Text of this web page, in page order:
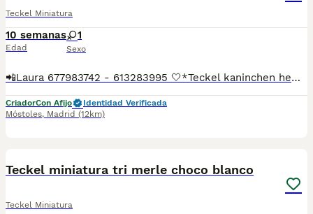
Teckel Miniatura
10 semanas
Edad
1
Sexo
📲Laura 677983742 - 613283995 🤍*Teckel kaninchen hembra negro fuego *🤍 ¿Buscas un nuevo compañero para tu hogar? ❤️ Tenemos preciosos cachorros listos para encontrar una familia responsable. ✅ Vacunados ✅ Desparasitados ✅ Cartilla sanitaria ✅ Garantías incluidas ✅ Máxima atención y cuidado Se hacen envíos a toda España: Andalucía: Almería, Cádiz, Córdoba, Granada, Huelva, Jaén, Málaga, Sevilla.Aragón: Huesca, Teruel, Zaragoza.Asturias: Oviedo.Baleares: Palma.Canarias: Las Palmas de Gran Canaria, Santa Cruz de Tenerife.Cantabria: Santander.Castilla-La Mancha: Albacete, Ciudad Real, Cuenca, Guadalajara, Toledo.Castilla y León: Ávila, Burgos, León, Palencia, Salamanca, Segovia, Soria, Valladolid, Zamora.Cataluña: Barcelona, Gerona (Girona), Lérida (Lleida), Tarragona.Comunidad Valenciana: Alicante, Castellón de la Plana, Valencia.Extremadura: Badajoz, Cáceres.Galicia: La Coruña (A Coruña), Lugo, Orense (Ourense), Pontevedra.La Rioja: Logroño.Madrid: Madrid.Murcia: Murcia.Navarra: Pamplona.País Vasco: Bilbao (Vizcaya), San Sebastián (Guipúzcoa), Vitoria (Álava). 🐾 Cachorros sanos, sociables y criados con mucho cariño. 📲 ¡Pregunta sin compromiso por disponibilidad, fotos y precios por mensaje privado!
CriadorCon Afijo
Identidad Verificada
Móstoles, Madrid (12km)
Teckel miniatura tri merle choco blanco
Teckel Miniatura